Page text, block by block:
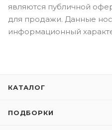
являются публичной
для продажи. Данные
информационный
КАТАЛОГ
ПОДБОРКИ